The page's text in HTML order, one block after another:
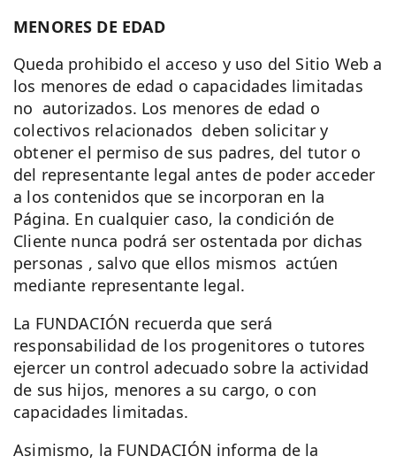
MENORES DE EDAD
Queda prohibido el acceso y uso del Sitio Web a
los menores de edad o capacidades limitadas
no autorizados. Los menores de edad o
colectivos relacionados deben solicitar y
obtener el permiso de sus padres, del tutor o
del representante legal antes de poder acceder
a los contenidos que se incorporan en la
Página. En cualquier caso, la condición de
Cliente nunca podrá ser ostentada por dichas
personas , salvo que ellos mismos actúen
mediante representante legal.
La FUNDACIÓN recuerda que será
responsabilidad de los progenitores o tutores
ejercer un control adecuado sobre la actividad
de sus hijos, menores a su cargo, o con
capacidades limitadas.
Asimismo, la FUNDACIÓN informa de la